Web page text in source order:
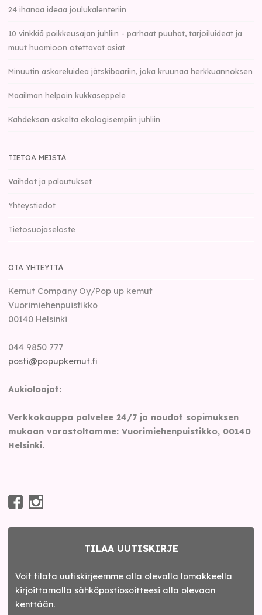
24 ihanaa ideaa joulukalenteriin
10 vinkkiä poikkeusajan juhliin - parhaat puuhat, tarjoiluideat ja
muut huomioon otettavat asiat
Minuutin askareluidea jätskibaariin, joka kruunaa herkkuannoksen
Maailman helpoin kukkaseppele
Kahdeksan askelta ekologisempiin juhliin
TIETOA MEISTÄ
Vaihdot ja palautukset
Yhteystiedot
Tietosuojaseloste
OTA YHTEYTTÄ
Kemut Company Oy/Pop up kemut
Vuorimiehenpuistikko
00140 Helsinki
044 9850 777
posti@popupkemut.fi
Aukioloajat:
Verkkokauppa palvelee 24/7 ja noudot sopimuksen
mukaan varastoltamme: Vuorimiehenpuistikko, 00140
Helsinki.
TILAA UUTISKIRJE
Voit tilata uutiskirjeemme alla olevalla lomakkeella
kirjoittamalla sähköpostiosoitteesi alla olevaan
kenttään.